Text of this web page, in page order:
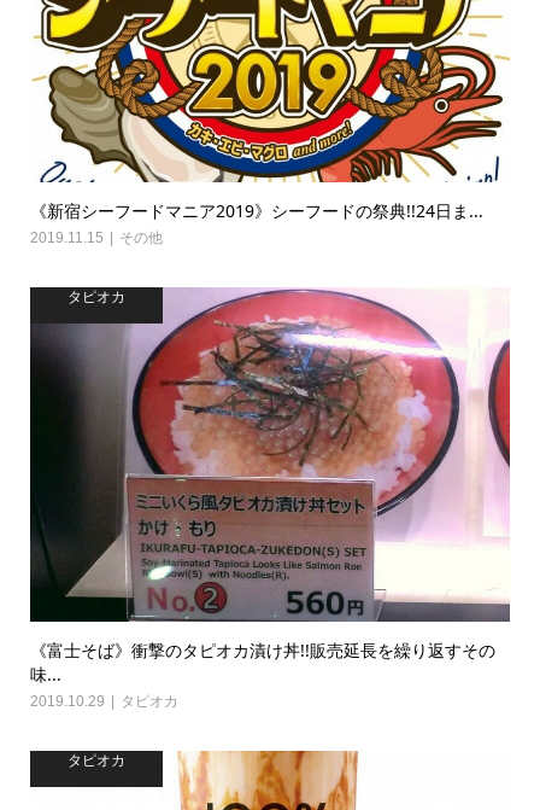
《新宿シーフードマニア2019》シーフードの祭典!!24日ま...
2019.11.15 その他
タピオカ
《富士そば》衝撃のタピオカ漬け丼!!販売延長を繰り返すその
味...
2019.10.29 タピオカ
タピオカ